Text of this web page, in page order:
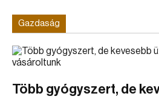
Gazdaság
Több gyógyszert, de